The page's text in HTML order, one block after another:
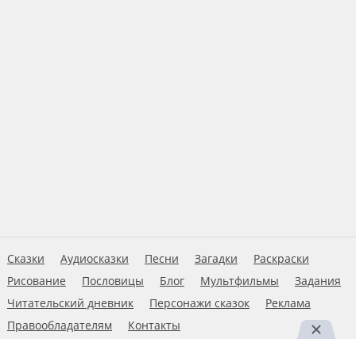
Сказки Аудиосказки Песни Загадки
Раскраски
Рисование
Пословицы Блог Мультфильмы
Задания
Читательский дневник
Персонажи сказок
Реклама
Правообладателям
Контакты